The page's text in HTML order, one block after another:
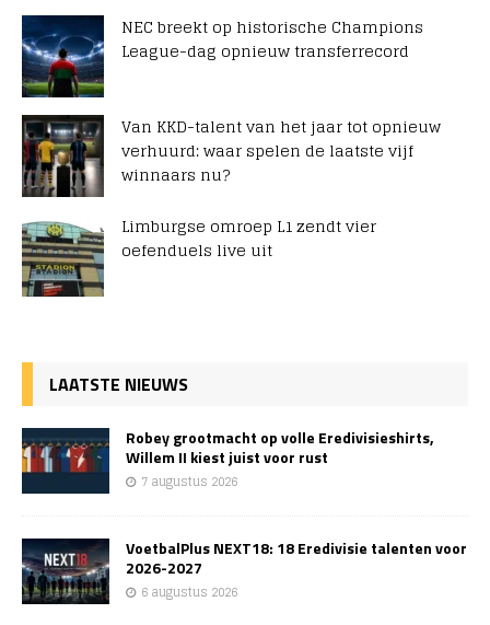
NEC breekt op historische Champions
League-dag opnieuw transferrecord
Van KKD-talent van het jaar tot opnieuw
verhuurd: waar spelen de laatste vijf
winnaars nu?
Limburgse omroep L1 zendt vier
oefenduels live uit
LAATSTE NIEUWS
Robey grootmacht op volle Eredivisieshirts,
Willem II kiest juist voor rust
7 augustus 2026
VoetbalPlus NEXT18: 18 Eredivisie talenten voor
2026-2027
6 augustus 2026